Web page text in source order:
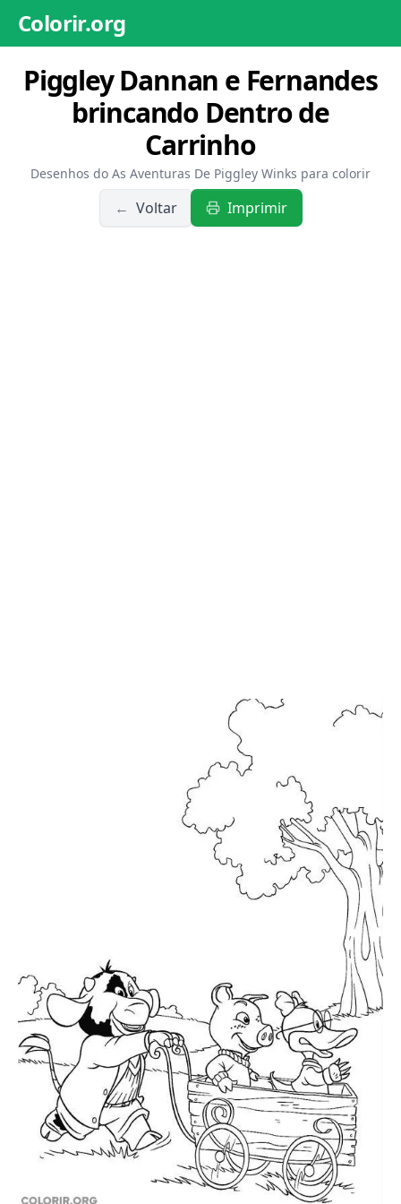
Colorir.org
Piggley Dannan e Fernandes
brincando Dentro de
Carrinho
Desenhos do As Aventuras De Piggley Winks para colorir
← Voltar Imprimir